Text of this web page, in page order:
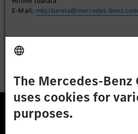
E-Mail: mbj.ibarata@mercedes-benz.com